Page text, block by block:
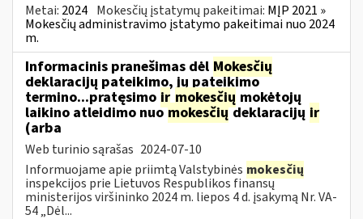
Metai: 2024 Mokesčių įstatymų pakeitimai: MĮP 2021 »
Mokesčių administravimo įstatymo pakeitimai nuo 2024
m.
Informacinis pranešimas dėl Mokesčių
deklaracijų pateikimo, jų pateikimo
termino...pratęsimo ir mokesčių mokėtojų
laikino atleidimo nuomokesčiųdeklaracijų ir
(arba
Web turinio sąrašas 2024-07-10
Informuojame apie priimtą Valstybinės mokesčių
inspekcijos prie Lietuvos Respublikos finansų
ministerijos viršininko 2024 m. liepos 4 d. įsakymą Nr. VA-
54 „Dėl...